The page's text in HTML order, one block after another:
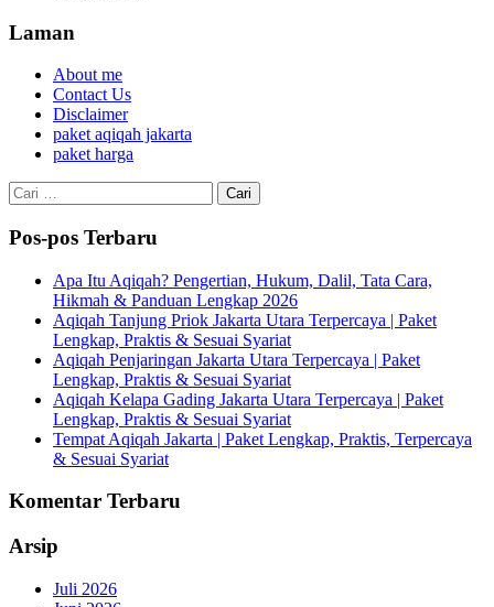
Laman
About me
Contact Us
Disclaimer
paket aqiqah jakarta
paket harga
Cari
untuk:
Pos-pos Terbaru
Apa Itu Aqiqah? Pengertian, Hukum, Dalil, Tata Cara,
Hikmah & Panduan Lengkap 2026
Aqiqah Tanjung Priok Jakarta Utara Terpercaya | Paket
Lengkap, Praktis & Sesuai Syariat
Aqiqah Penjaringan Jakarta Utara Terpercaya | Paket
Lengkap, Praktis & Sesuai Syariat
Aqiqah Kelapa Gading Jakarta Utara Terpercaya | Paket
Lengkap, Praktis & Sesuai Syariat
Tempat Aqiqah Jakarta | Paket Lengkap, Praktis, Terpercaya
& Sesuai Syariat
Komentar Terbaru
Arsip
Juli 2026